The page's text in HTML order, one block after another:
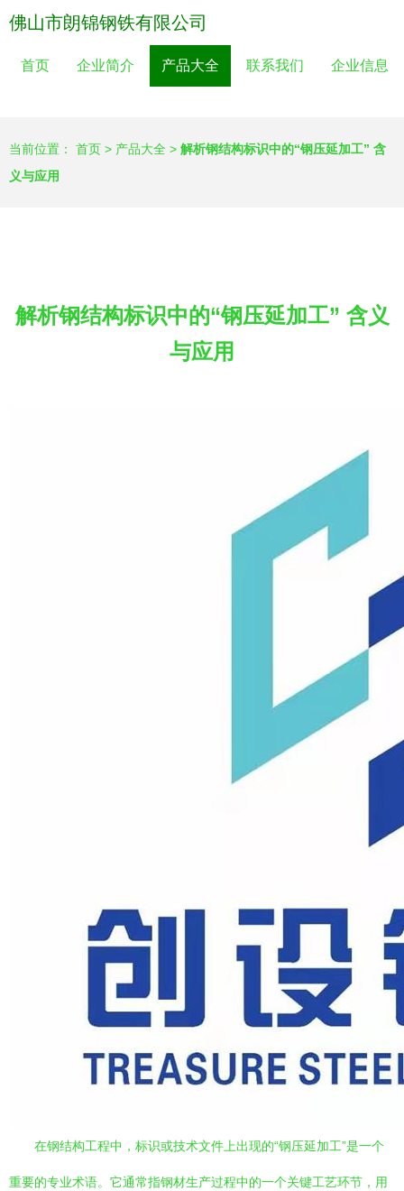
佛山市朗锦钢铁有限公司
首页 企业简介 产品大全 联系我们 企业信息
当前位置： 首页 > 产品大全 > 解析钢结构标识中的“钢压延加工” 含
义与应用
解析钢结构标识中的“钢压延加工” 含义
与应用
在钢结构工程中，标识或技术文件上出现的“钢压延加工”是一个
重要的专业术语。它通常指钢材生产过程中的一个关键工艺环节，用